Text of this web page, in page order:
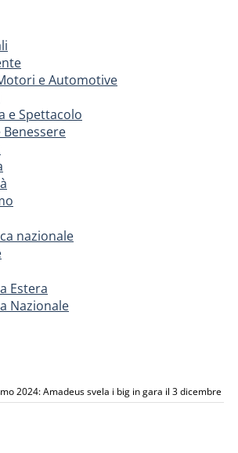
e Automotive
e Spettacolo
Benessere
nazionale
Estera
Nazionale
2024: Amadeus svela i big in gara il 3 dicembre